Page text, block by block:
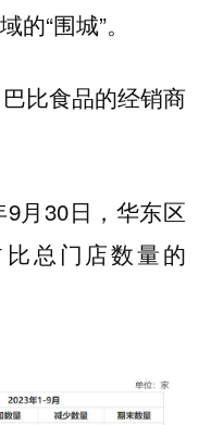
“围城”。
比食品的经销商
月30日，华东区
总门店数量的